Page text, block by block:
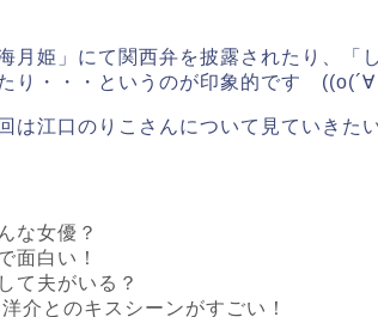
月姫」にて関西弁を披露されたり、「
り・・・というのが印象的です
は江口のりこさんについて見ていき
な女優？
面白い！
て夫がいる？
介とのキスシーンがすごい！